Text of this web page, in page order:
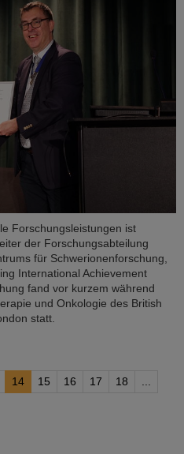
Forschungsleistungen ist
der Forschungsabteilung
für Schwerionenforschung,
International Achievement
fand vor kurzem während
und Onkologie des British
statt.
14 15 16 17 18
...